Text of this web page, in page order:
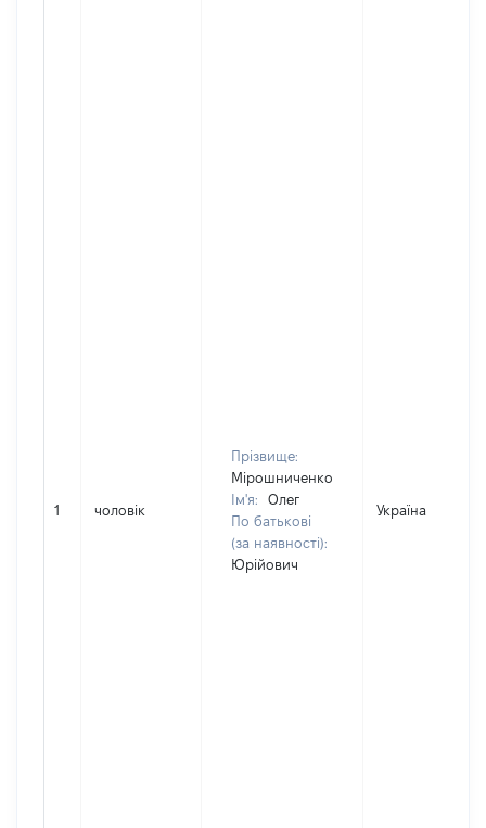
1 чоловік
Прізвище:
Мірошниченко
Ім'я:
Олег
По батькові
(за наявності):
Юрійович
Україна